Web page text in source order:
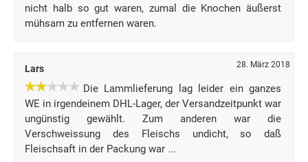
nicht halb so gut waren, zumal die Knochen äußerst
mühsam zu entfernen waren.
Lars 28. März 2018
Die Lammlieferung lag leider ein ganzes
WE in irgendeinem DHL-Lager, der Versandzeitpunkt war
ungünstig gewählt. Zum anderen war die
Verschweissung des Fleischs undicht, so daß
Fleischsaft in der Packung war ...